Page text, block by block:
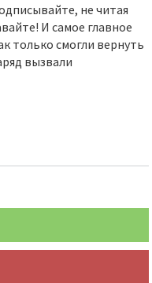
не читая
И самое главное
только смогли вернуть
вызвали